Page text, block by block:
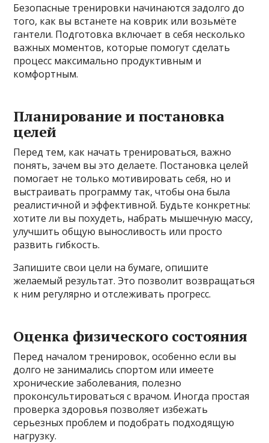
Безопасные тренировки начинаются задолго до
того, как вы встанете на коврик или возьмёте
гантели. Подготовка включает в себя несколько
важных моментов, которые помогут сделать
процесс максимально продуктивным и
комфортным.
Планирование и постановка
целей
Перед тем, как начать тренироваться, важно
понять, зачем вы это делаете. Постановка целей
помогает не только мотивировать себя, но и
выстраивать программу так, чтобы она была
реалистичной и эффективной. Будьте конкретны:
хотите ли вы похудеть, набрать мышечную массу,
улучшить общую выносливость или просто
развить гибкость.
Запишите свои цели на бумаге, опишите
желаемый результат. Это позволит возвращаться
к ним регулярно и отслеживать прогресс.
Оценка физического состояния
Перед началом тренировок, особенно если вы
долго не занимались спортом или имеете
хронические заболевания, полезно
проконсультироваться с врачом. Иногда простая
проверка здоровья позволяет избежать
серьезных проблем и подобрать подходящую
нагрузку.